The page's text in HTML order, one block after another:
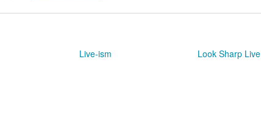
Live-ism Look Sharp Live